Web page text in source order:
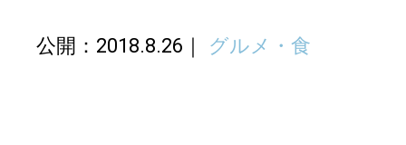
公開：2018.8.26 グルメ・食